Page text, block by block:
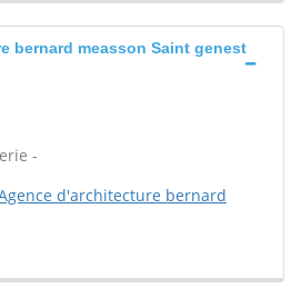
bernard measson Saint genest
-
d'architecture bernard